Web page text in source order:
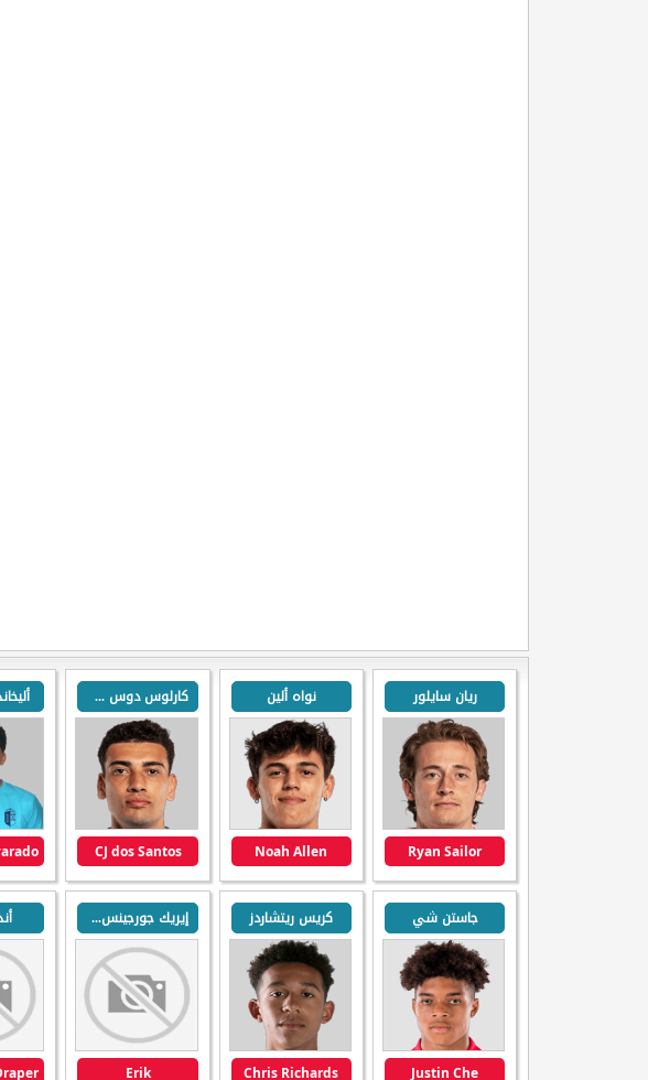
ريان سايلور
Ryan Sailor
نواه ألين
Noah Allen
كارلوس دوس سانتوس
CJ dos Santos
جاستن شي
Justin Che
كريس ريتشاردز
Chris Richards
إيريك جورجينس دو مينيزيس
Erik